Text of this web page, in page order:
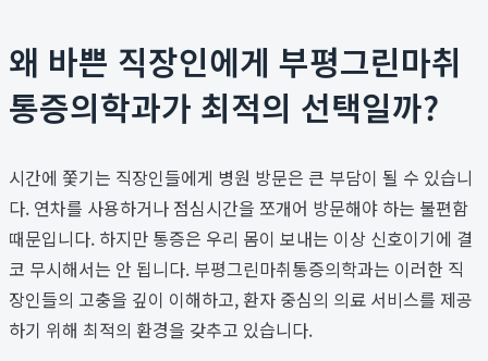
왜 바쁜 직장인에게 부평그린마취
통증의학과가 최적의 선택일까?
시간에 쫓기는 직장인들에게 병원 방문은 큰 부담이 될 수 있습니
다. 연차를 사용하거나 점심시간을 쪼개어 방문해야 하는 불편함
때문입니다. 하지만 통증은 우리 몸이 보내는 이상 신호이기에 결
코 무시해서는 안 됩니다. 부평그린마취통증의학과는 이러한 직
장인들의 고충을 깊이 이해하고, 환자 중심의 의료 서비스를 제공
하기 위해 최적의 환경을 갖추고 있습니다.